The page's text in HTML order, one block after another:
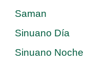
Saman
Sinuano Día
Sinuano Noche